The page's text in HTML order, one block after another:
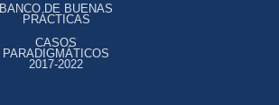
BANCO DE BUENAS
PRÁCTICAS
CASOS
PARADIGMÁTICOS
2017-2022